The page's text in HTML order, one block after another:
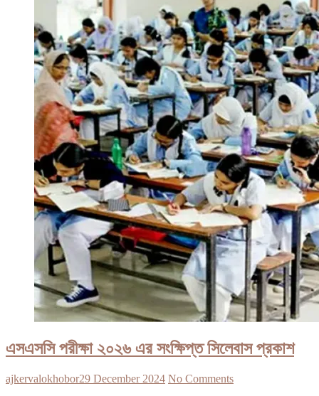
এসএসসি পরীক্ষা ২০২৬ এর সংক্ষিপ্ত সিলেবাস প্রকাশ
ajkervalokhobor29 December 2024 No Comments